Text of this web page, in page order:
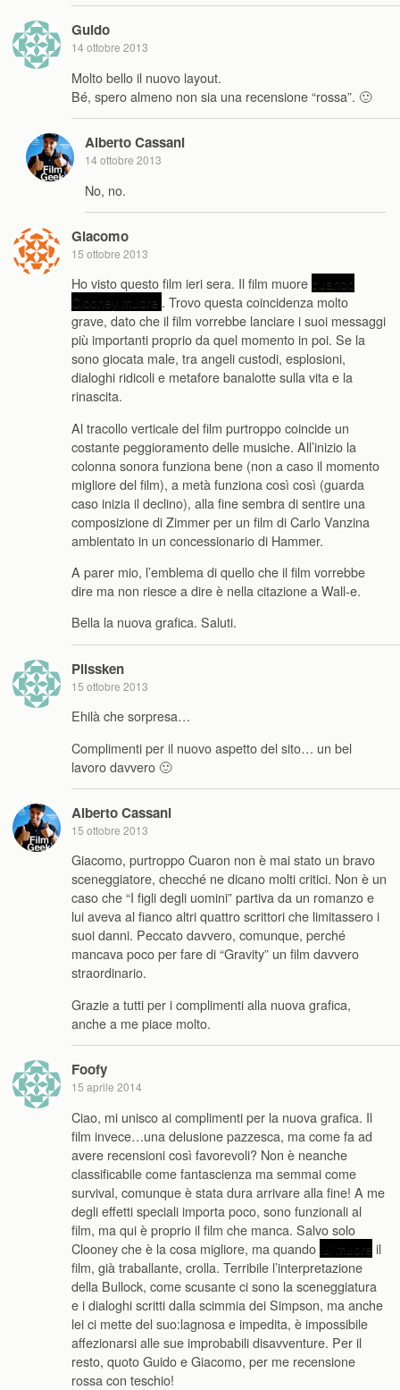
Guido
14 ottobre 2013
Molto bello il nuovo layout.
Bé, spero almeno non sia una recensione “rossa”. 🙂
Alberto Cassani
14 ottobre 2013
No, no.
Giacomo
15 ottobre 2013
Ho visto questo film ieri sera. Il film muore quando
Clooney muore . Trovo questa coincidenza molto
grave, dato che il film vorrebbe lanciare i suoi messaggi
più importanti proprio da quel momento in poi. Se la
sono giocata male, tra angeli custodi, esplosioni,
dialoghi ridicoli e metafore banalotte sulla vita e la
rinascita.
Al tracollo verticale del film purtroppo coincide un
costante peggioramento delle musiche. All’inizio la
colonna sonora funziona bene (non a caso il momento
migliore del film), a metà funziona così così (guarda
caso inizia il declino), alla fine sembra di sentire una
composizione di Zimmer per un film di Carlo Vanzina
ambientato in un concessionario di Hammer.
A parer mio, l’emblema di quello che il film vorrebbe
dire ma non riesce a dire è nella citazione a Wall-e.
Bella la nuova grafica. Saluti.
Plissken
15 ottobre 2013
Ehilà che sorpresa…
Complimenti per il nuovo aspetto del sito… un bel
lavoro davvero 🙂
Alberto Cassani
15 ottobre 2013
Giacomo, purtroppo Cuaron non è mai stato un bravo
sceneggiatore, checché ne dicano molti critici. Non è un
caso che “I figli degli uomini” partiva da un romanzo e
lui aveva al fianco altri quattro scrittori che limitassero i
suoi danni. Peccato davvero, comunque, perché
mancava poco per fare di “Gravity” un film davvero
straordinario.
Grazie a tutti per i complimenti alla nuova grafica,
anche a me piace molto.
Foofy
15 aprile 2014
Ciao, mi unisco ai complimenti per la nuova grafica. Il
film invece…una delusione pazzesca, ma come fa ad
avere recensioni così favorevoli? Non è neanche
classificabile come fantascienza ma semmai come
survival, comunque è stata dura arrivare alla fine! A me
degli effetti speciali importa poco, sono funzionali al
film, ma qui è proprio il film che manca. Salvo solo
Clooney che è la cosa migliore, ma quando
lui muore il
film, già traballante, crolla. Terribile l’interpretazione
della Bullock, come scusante ci sono la sceneggiatura
e i dialoghi scritti dalla scimmia dei Simpson, ma anche
lei ci mette del suo:lagnosa e impedita, è impossibile
affezionarsi alle sue improbabili disavventure. Per il
resto, quoto Guido e Giacomo, per me recensione
rossa con teschio!